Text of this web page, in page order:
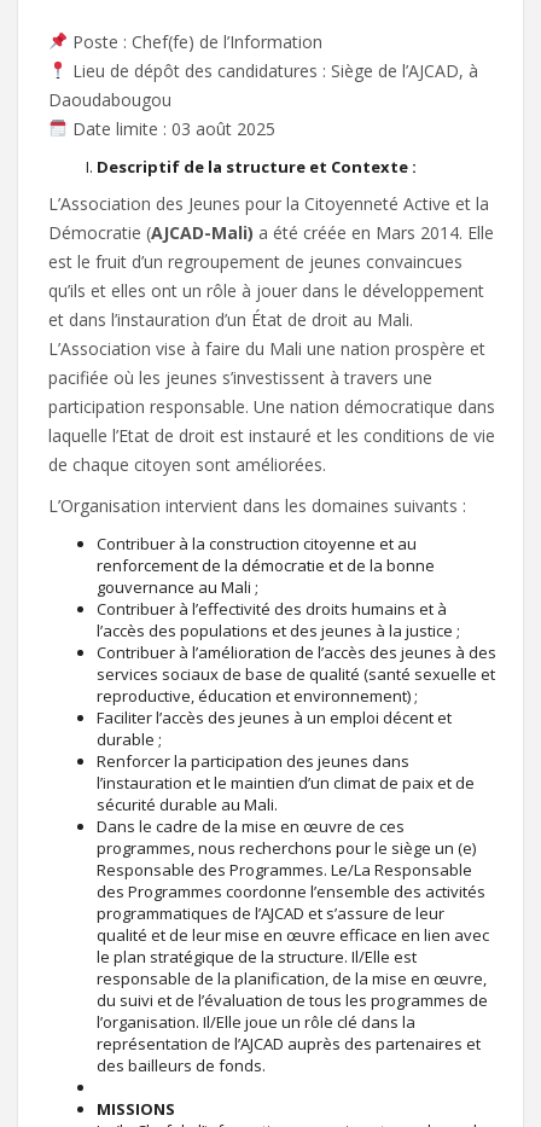
Poste : Chef(fe) de l’Information
Lieu de dépôt des candidatures : Siège de l’AJCAD, à
Daoudabougou
Date limite : 03 août 2025
Descriptif de la structure et Contexte :
L’Association des Jeunes pour la Citoyenneté Active et la
Démocratie (AJCAD-Mali) a été créée en Mars 2014. Elle
est le fruit d’un regroupement de jeunes convaincues
qu’ils et elles ont un rôle à jouer dans le développement
et dans l’instauration d’un État de droit au Mali.
L’Association vise à faire du Mali une nation prospère et
pacifiée où les jeunes s’investissent à travers une
participation responsable. Une nation démocratique dans
laquelle l’Etat de droit est instauré et les conditions de vie
de chaque citoyen sont améliorées.
L’Organisation intervient dans les domaines suivants :
Contribuer à la construction citoyenne et au
renforcement de la démocratie et de la bonne
gouvernance au Mali ;
Contribuer à l’effectivité des droits humains et à
l’accès des populations et des jeunes à la justice ;
Contribuer à l’amélioration de l’accès des jeunes à des
services sociaux de base de qualité (santé sexuelle et
reproductive, éducation et environnement) ;
Faciliter l’accès des jeunes à un emploi décent et
durable ;
Renforcer la participation des jeunes dans
l’instauration et le maintien d’un climat de paix et de
sécurité durable au Mali.
Dans le cadre de la mise en œuvre de ces
programmes, nous recherchons pour le siège un (e)
Responsable des Programmes. Le/La Responsable
des Programmes coordonne l’ensemble des activités
programmatiques de l’AJCAD et s’assure de leur
qualité et de leur mise en œuvre efficace en lien avec
le plan stratégique de la structure. Il/Elle est
responsable de la planification, de la mise en œuvre,
du suivi et de l’évaluation de tous les programmes de
l’organisation. Il/Elle joue un rôle clé dans la
représentation de l’AJCAD auprès des partenaires et
des bailleurs de fonds.
MISSIONS